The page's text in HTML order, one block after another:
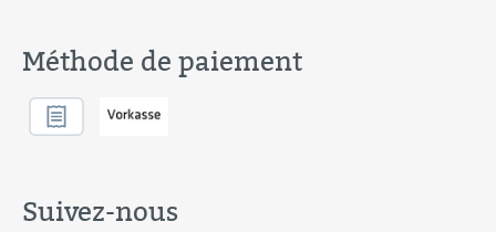
Méthode de paiement
Suivez-nous